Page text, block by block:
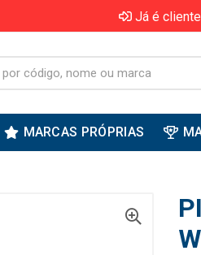
Já é
MARCAS PRÓPRIAS